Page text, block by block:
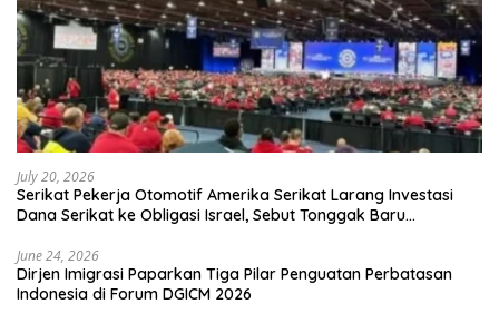
July 20, 2026
Serikat Pekerja Otomotif Amerika Serikat Larang Investasi
Dana Serikat ke Obligasi Israel, Sebut Tonggak Baru
June 24, 2026
Dirjen Imigrasi Paparkan Tiga Pilar Penguatan Perbatasan
Indonesia di Forum DGICM 2026